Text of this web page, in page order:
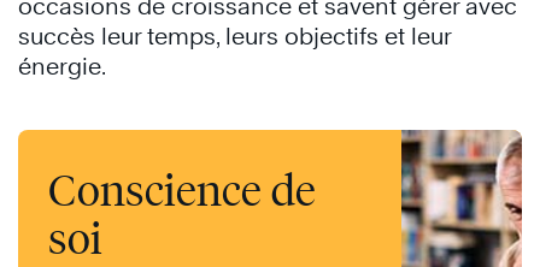
occasions de croissance et savent gérer avec
succès leur temps, leurs objectifs et leur
énergie.
Conscience de
soi